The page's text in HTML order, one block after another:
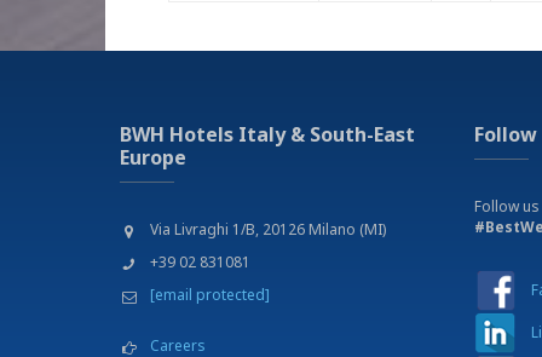
BWH Hotels Italy & South-East
Europe
Via Livraghi 1/B, 20126 Milano (MI)
+39 02 831081
[email protected]
Careers
Follow
Follow